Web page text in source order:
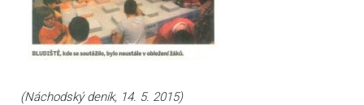
(Náchodský deník, 14. 5. 2015)